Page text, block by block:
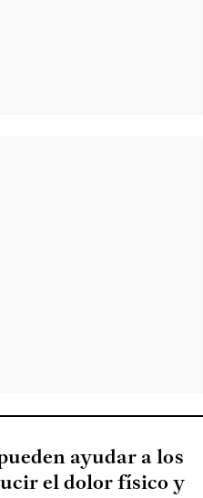
ayudar a los
el dolor físico y